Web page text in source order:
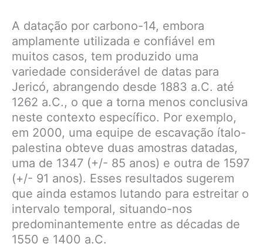
A datação por carbono-14, embora
amplamente utilizada e confiável em
muitos casos, tem produzido uma
variedade considerável de datas para
Jericó, abrangendo desde 1883 a.C. até
1262 a.C., o que a torna menos conclusiva
neste contexto específico. Por exemplo,
em 2000, uma equipe de escavação ítalo-
palestina obteve duas amostras datadas,
uma de 1347 (+/- 85 anos) e outra de 1597
(+/- 91 anos). Esses resultados sugerem
que ainda estamos lutando para estreitar o
intervalo temporal, situando-nos
predominantemente entre as décadas de
1550 e 1400 a.C.